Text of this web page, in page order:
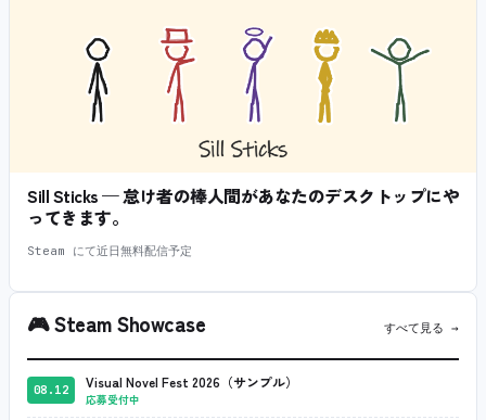
Sill Sticks — 怠け者の棒人間があなたのデスクトップにや
ってきます。
Steam にて近日無料配信予定
🎮Steam Showcase すべて見る →
08.12 Visual Novel Fest 2026（サンプル）
応募受付中